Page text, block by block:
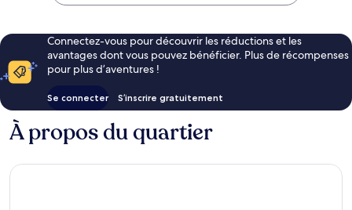
Connectez-vous pour découvrir les réductions et les
avantages dont vous pouvez bénéficier. Plus de récompenses
pour plus d’aventures !
Se connecter S’inscrire gratuitement
À propos du quartier